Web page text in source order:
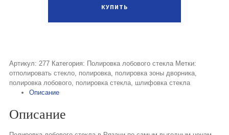
Артикул:277 Категория: Полировка лобового стекла Метки:
отполировать стекло, полировка, полировка зоны дворника,
полировка лобового, полировка стекла, шлифовка стекла
Описание
Описание